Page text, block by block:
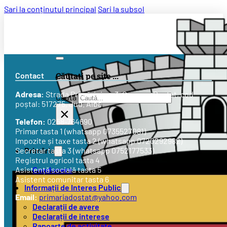
Sari la conținutul principal Sari la subsol
Căutați pe site ...
Caută
×
Primăria
Conducere
Informații de Interes Public
Declarații de avere
Declarații de interese
Contact
Adresa: StradaPrimăriei nr. 3, Comuna Doștat, cod
poștal: 517275, Jud. Alba
Telefon: 0258-764690
Primar tasta 1 (whatsapp 0735527081)
Impozite și taxe tasta 2 (whatsapp 0720292982)
Secretar tasta 3 (whatsapp 0752177533)
Registrul agricol tasta 4
Asistență socială tasta 5
Asistent comunitar tasta 6
Email: primariadostat@yahoo.com